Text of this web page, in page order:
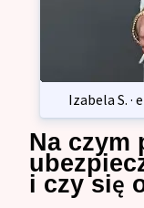
Izabela S. ·
Na czym
i czy się